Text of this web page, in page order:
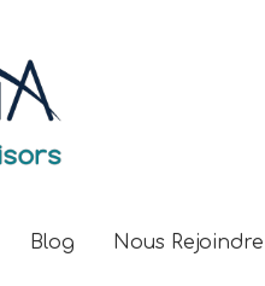
Blog Nous Rejoindre